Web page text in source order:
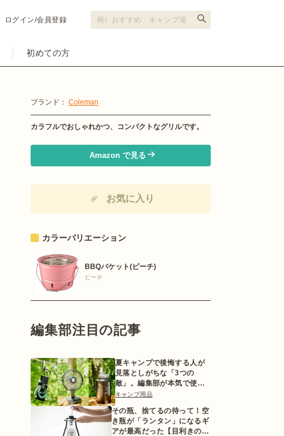
ログイン/会員登録
初めての方
ブランド： Coleman
カラフルでおしゃれかつ、コンパクトなグリルです。
Amazon で見る
お気に入り
カラーバリエーション
BBQバケット(ピーチ)
ピーチ
編集部注目の記事
夏キャンプで後悔する人が
見落としがちな「3つの
敵」。編集部が本気で使っ
た対策ギアとは
キャンプ用品
その瓶、捨てるの待って！空
き瓶が「ランタン」になるギ
アが最高だった【目利きのキ